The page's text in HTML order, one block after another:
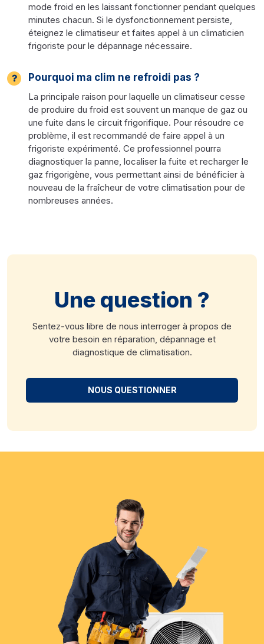
mode froid en les laissant fonctionner pendant quelques
minutes chacun. Si le dysfonctionnement persiste,
éteignez le climatiseur et faites appel à un climaticien
frigoriste pour le dépannage nécessaire.
Pourquoi ma clim ne refroidi pas ?
La principale raison pour laquelle un climatiseur cesse
de produire du froid est souvent un manque de gaz ou
une fuite dans le circuit frigorifique. Pour résoudre ce
problème, il est recommandé de faire appel à un
frigoriste expérimenté. Ce professionnel pourra
diagnostiquer la panne, localiser la fuite et recharger le
gaz frigorigène, vous permettant ainsi de bénéficier à
nouveau de la fraîcheur de votre climatisation pour de
nombreuses années.
Une question ?
Sentez-vous libre de nous interroger à propos de
votre besoin en réparation, dépannage et
diagnostique de climatisation.
NOUS QUESTIONNER